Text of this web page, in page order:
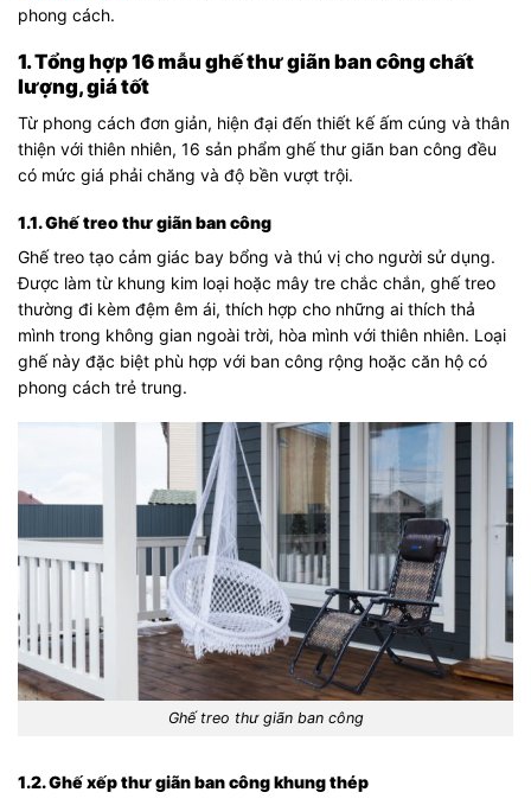
phong cách.
1. Tổng hợp 16 mẫu ghế thư giãn ban công chất
lượng, giá tốt
Từ phong cách đơn giản, hiện đại đến thiết kế ấm cúng và thân
thiện với thiên nhiên, 16 sản phẩm ghế thư giãn ban công đều
có mức giá phải chăng và độ bền vượt trội.
1.1. Ghế treo thư giãn ban công
Ghế treo tạo cảm giác bay bổng và thú vị cho người sử dụng.
Được làm từ khung kim loại hoặc mây tre chắc chắn, ghế treo
thường đi kèm đệm êm ái, thích hợp cho những ai thích thả
mình trong không gian ngoài trời, hòa mình với thiên nhiên. Loại
ghế này đặc biệt phù hợp với ban công rộng hoặc căn hộ có
phong cách trẻ trung.
Ghế treo thư giãn ban công
1.2. Ghế xếp thư giãn ban công khung thép